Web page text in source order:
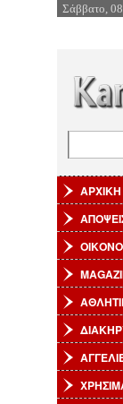
Σάββατο,
ΑΡΧΙΚΗ